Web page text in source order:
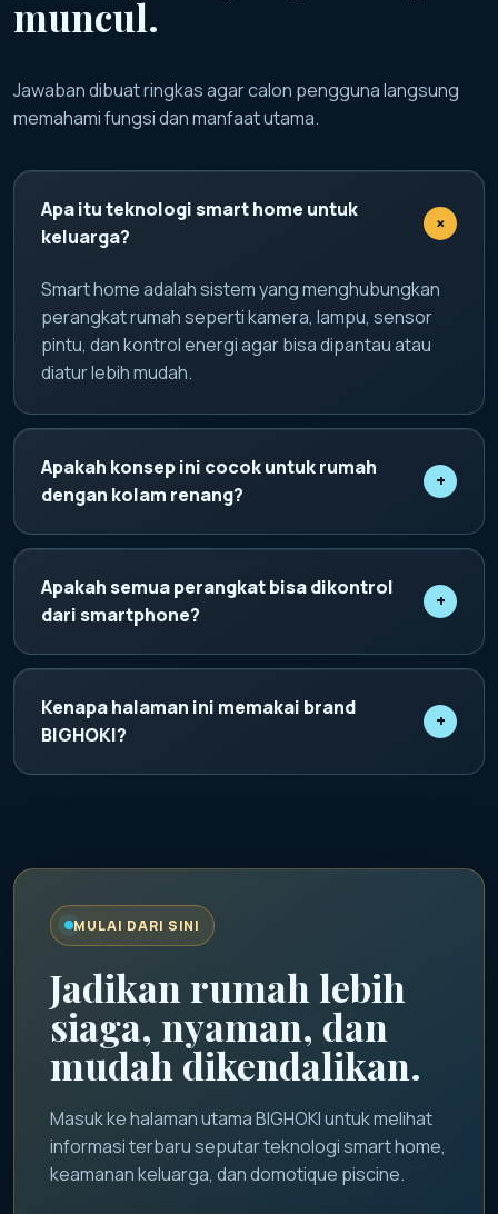
muncul.
Jawaban dibuat ringkas agar calon pengguna langsung
memahami fungsi dan manfaat utama.
Apa itu teknologi smart home untuk
keluarga?
+
Smart home adalah sistem yang menghubungkan
perangkat rumah seperti kamera, lampu, sensor
pintu, dan kontrol energi agar bisa dipantau atau
diatur lebih mudah.
Apakah konsep ini cocok untuk rumah
dengan kolam renang?
+
Ya. Konsep domotique piscine membantu pemilik
rumah memantau area kolam, pencahayaan, suhu,
dan kondisi air secara lebih praktis.
Apakah semua perangkat bisa dikontrol
dari smartphone?
+
Perangkat yang kompatibel dapat disatukan dalam
satu kontrol digital, sehingga pengguna bisa
memantau status rumah dan mengatur skenario
otomatis dari smartphone.
Kenapa halaman ini memakai brand
BIGHOKI?
+
modern.
MULAI DARI SINI
Jadikan rumah lebih
siaga, nyaman, dan
mudah dikendalikan.
Masuk ke halaman utama BIGHOKI untuk melihat
informasi terbaru seputar teknologi smart home,
keamanan keluarga, dan domotique piscine.